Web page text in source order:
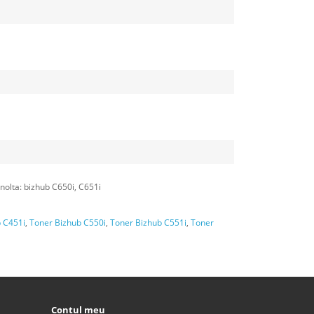
bizhub C650i, C651i
, Toner Bizhub C550i, Toner Bizhub C551i, Toner
Contul meu